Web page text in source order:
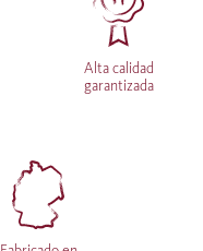
Alta calidad
garantizada